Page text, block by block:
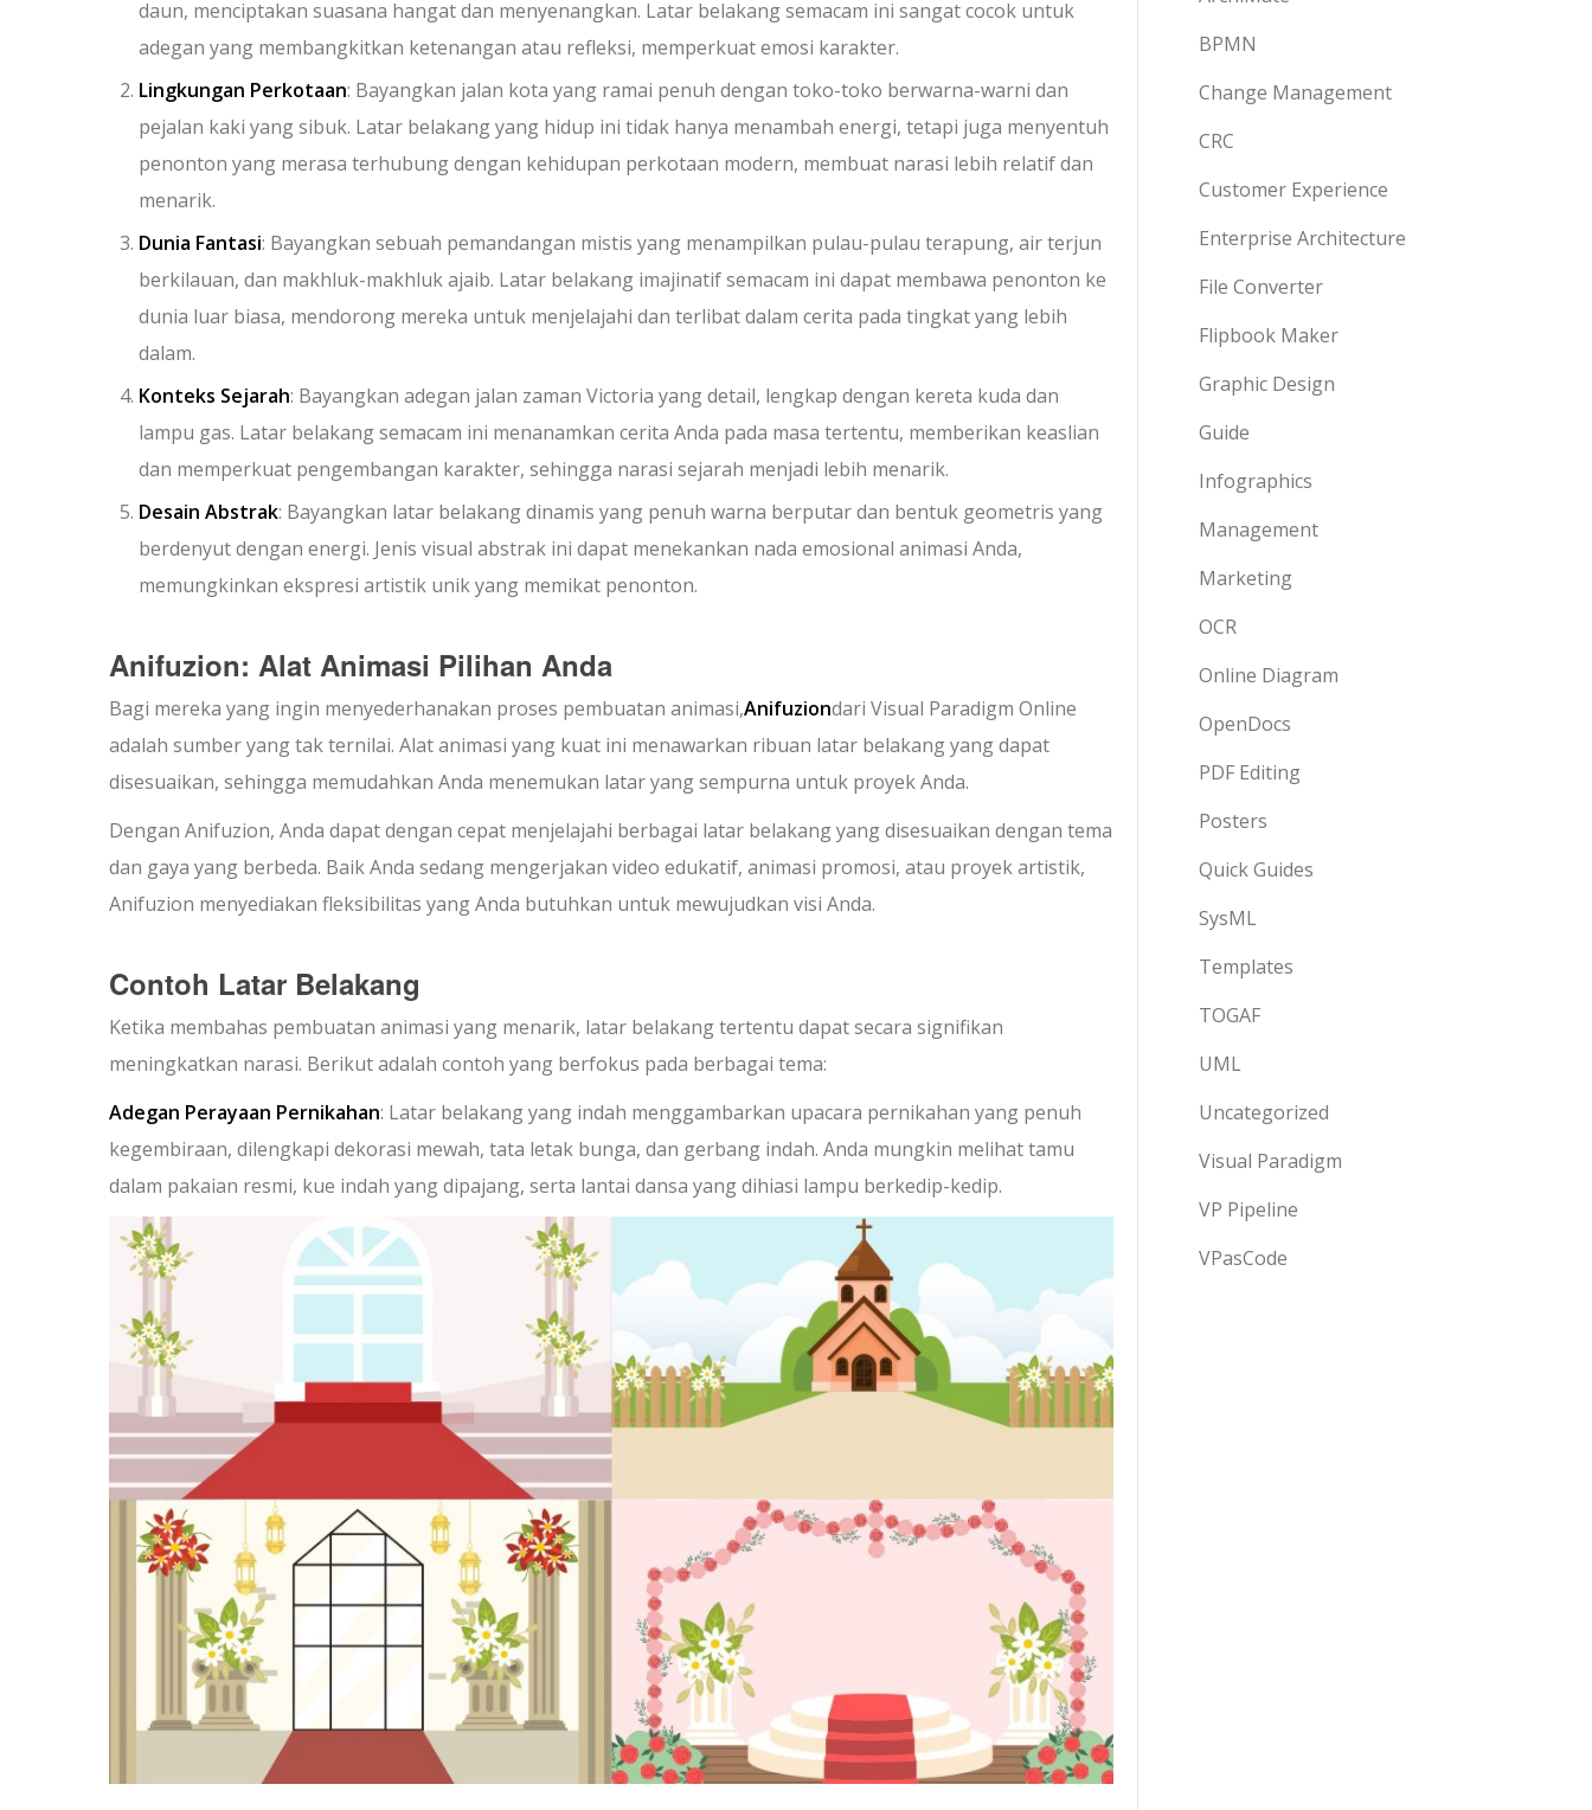
daun, menciptakan suasana hangat dan menyenangkan. Latar belakang semacam ini sangat cocok untuk
adegan yang membangkitkan ketenangan atau refleksi, memperkuat emosi karakter.
Lingkungan Perkotaan: Bayangkan jalan kota yang ramai penuh dengan toko-toko berwarna-warni dan
pejalan kaki yang sibuk. Latar belakang yang hidup ini tidak hanya menambah energi, tetapi juga menyentuh
penonton yang merasa terhubung dengan kehidupan perkotaan modern, membuat narasi lebih relatif dan
menarik.
Dunia Fantasi: Bayangkan sebuah pemandangan mistis yang menampilkan pulau-pulau terapung, air terjun
berkilauan, dan makhluk-makhluk ajaib. Latar belakang imajinatif semacam ini dapat membawa penonton ke
dunia luar biasa, mendorong mereka untuk menjelajahi dan terlibat dalam cerita pada tingkat yang lebih
dalam.
Konteks Sejarah: Bayangkan adegan jalan zaman Victoria yang detail, lengkap dengan kereta kuda dan
lampu gas. Latar belakang semacam ini menanamkan cerita Anda pada masa tertentu, memberikan keaslian
dan memperkuat pengembangan karakter, sehingga narasi sejarah menjadi lebih menarik.
Desain Abstrak: Bayangkan latar belakang dinamis yang penuh warna berputar dan bentuk geometris yang
berdenyut dengan energi. Jenis visual abstrak ini dapat menekankan nada emosional animasi Anda,
memungkinkan ekspresi artistik unik yang memikat penonton.
Anifuzion: Alat Animasi Pilihan Anda
Bagi mereka yang ingin menyederhanakan proses pembuatan animasi,Anifuziondari Visual Paradigm Online
adalah sumber yang tak ternilai. Alat animasi yang kuat ini menawarkan ribuan latar belakang yang dapat
disesuaikan, sehingga memudahkan Anda menemukan latar yang sempurna untuk proyek Anda.
Dengan Anifuzion, Anda dapat dengan cepat menjelajahi berbagai latar belakang yang disesuaikan dengan tema
dan gaya yang berbeda. Baik Anda sedang mengerjakan video edukatif, animasi promosi, atau proyek artistik,
Anifuzion menyediakan fleksibilitas yang Anda butuhkan untuk mewujudkan visi Anda.
Contoh Latar Belakang
Ketika membahas pembuatan animasi yang menarik, latar belakang tertentu dapat secara signifikan
meningkatkan narasi. Berikut adalah contoh yang berfokus pada berbagai tema:
Adegan Perayaan Pernikahan: Latar belakang yang indah menggambarkan upacara pernikahan yang penuh
kegembiraan, dilengkapi dekorasi mewah, tata letak bunga, dan gerbang indah. Anda mungkin melihat tamu
dalam pakaian resmi, kue indah yang dipajang, serta lantai dansa yang dihiasi lampu berkedip-kedip.
BPMN
Change Management
CRC
Customer Experience
Enterprise Architecture
File Converter
Flipbook Maker
Graphic Design
Guide
Infographics
Management
Marketing
OCR
Online Diagram
OpenDocs
PDF Editing
Posters
Quick Guides
SysML
Templates
TOGAF
UML
Uncategorized
Visual Paradigm
VP Pipeline
VPasCode